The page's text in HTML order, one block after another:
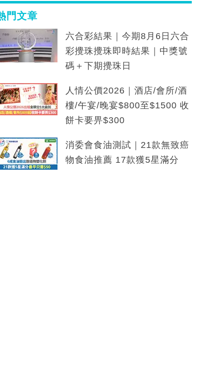
門文章
六合彩結果｜今期8月6日六合
彩攪珠攪珠即時結果｜中獎號
碼＋下期攪珠日
人情公價2026｜酒店/會所/酒
樓/午宴/晚宴$800至$1500 收
餅卡要畀$300
消委會食油測試｜21款無致癌
物食油推薦 17款獲5星滿分